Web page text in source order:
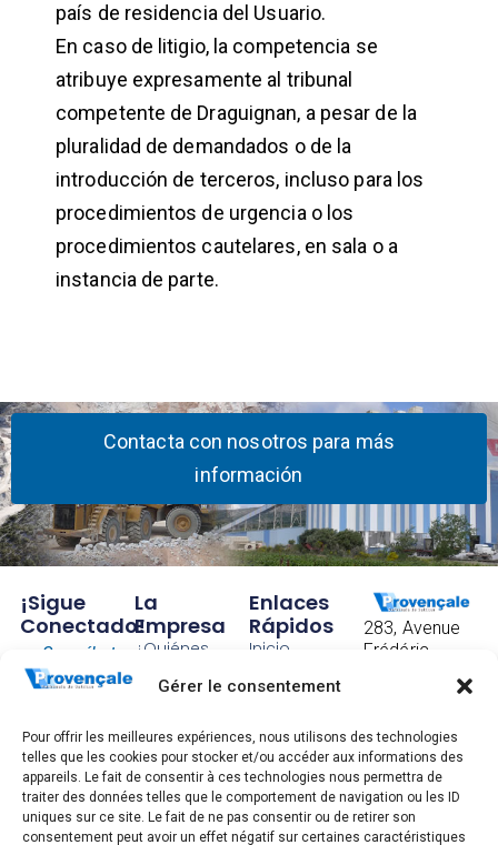
Gérer le consentement
Pour offrir les meilleures expériences, nous utilisons des technologies
telles que les cookies pour stocker et/ou accéder aux informations des
appareils. Le fait de consentir à ces technologies nous permettra de
traiter des données telles que le comportement de navigation ou les ID
uniques sur ce site. Le fait de ne pas consentir ou de retirer son
consentement peut avoir un effet négatif sur certaines caractéristiques
país de residencia del Usuario.
En caso de litigio, la competencia se
atribuye expresamente al tribunal
competente de Draguignan, a pesar de la
pluralidad de demandados o de la
introducción de terceros, incluso para los
procedimientos de urgencia o los
procedimientos cautelares, en sala o a
instancia de parte.
Contacta con nosotros para más
información
283, Avenue
Frédéric
Brignoles
FRANCE
Tel: +33 4 94
72 83 00
La
Empresa
¿Quiénes
historia
Factorías
Trabaja con
nosotros
Enlaces
Rápidos
Inicio
Contacto
Generales de
Venta
Información
legal, gestión
de datos
¡Sigue
Conectado!
Suscríbete
para
nuestras
últimas
noticias.